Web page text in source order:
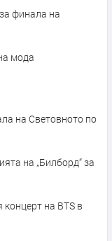
финала на
мода
на Световното по
на „Билборд“ за
на BTS в